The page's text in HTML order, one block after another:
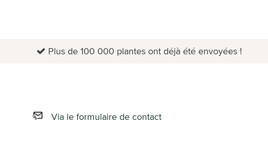
Plus de 100 000 plantes ont déjà été envoyées !
Via le formulaire de contact